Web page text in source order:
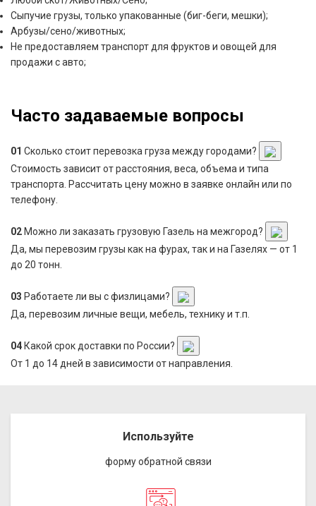
Сыпучие грузы, только упакованные (биг-беги, мешки);
Арбузы/сено/животных;
Не предоставляем транспорт для фруктов и овощей для
продажи с авто;
Часто задаваемые вопросы
01 Сколько стоит перевозка груза между городами?
Стоимость зависит от расстояния, веса, объема и типа
транспорта. Рассчитать цену можно в заявке онлайн или по
телефону.
02 Можно ли заказать грузовую Газель на межгород?
Да, мы перевозим грузы как на фурах, так и на Газелях — от 1
до 20 тонн.
03 Работаете ли вы с физлицами?
Да, перевозим личные вещи, мебель, технику и т.п.
04 Какой срок доставки по России?
От 1 до 14 дней в зависимости от направления.
Используйте
форму обратной связи